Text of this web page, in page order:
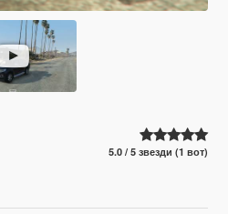
5.0 / 5 звезди (1 вот)